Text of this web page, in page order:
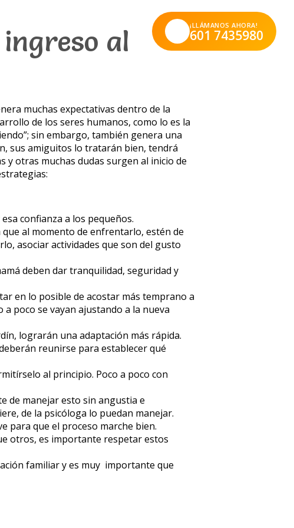
al
muchas expectativas dentro de la
de los seres humanos, como lo es la
sin embargo, también genera una
sus amiguitos lo tratarán bien, tendrá
otras muchas dudas surgen al inicio de
confianza a los pequeños.
al momento de enfrentarlo, estén de
asociar actividades que son del gusto
deben dar tranquilidad, seguridad y
en lo posible de acostar más temprano a
poco se vayan ajustando a la nueva
lograrán una adaptación más rápida.
reunirse para establecer qué
al principio. Poco a poco con
de manejar esto sin angustia e
de la psicóloga lo puedan manejar.
para que el proceso marche bien.
otros, es importante respetar estos
familiar y es muy importante que
¡LLÁMANOS AHORA!
601 7435980